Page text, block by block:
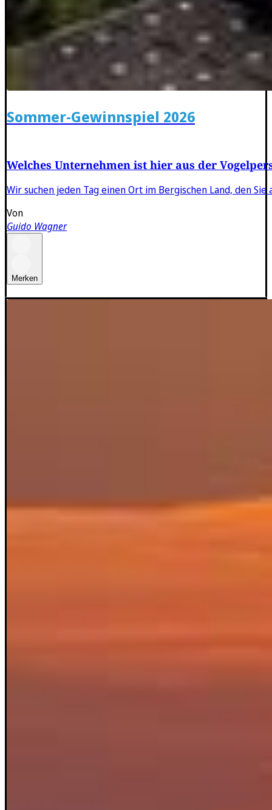
Sommer-Gewinnspiel 2026
Welches Unternehmen ist hier aus der
Wir suchen jeden Tag einen Ort im Bergischen Land, den
Von
Guido Wagner
Merken